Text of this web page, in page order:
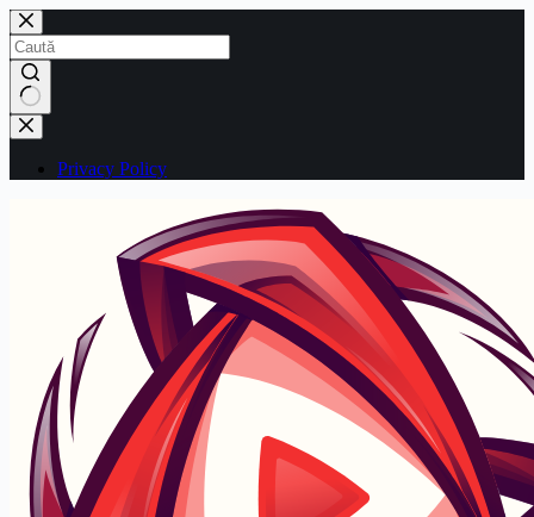
Sari
la
conținut
Niciun
rezultat
Privacy Policy